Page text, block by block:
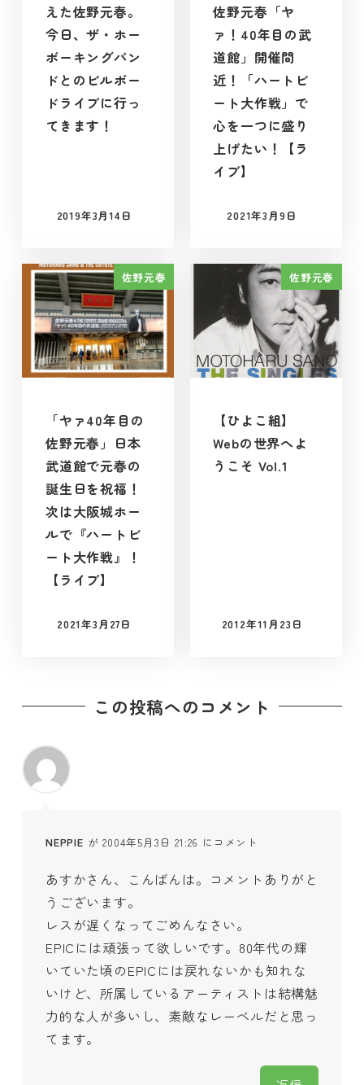
えた佐野元春。
今日、ザ・ホー
ボーキングバン
ドとのビルボー
ドライブに行っ
てきます！
投稿日
2019年3月14日
佐野元春「ヤ
ァ！40年目の武
道館」開催間
近！「ハートビ
ート大作戦」で
心を一つに盛り
上げたい！【ラ
イブ】
投稿日
2021年3月9日
佐野元春
「ヤァ40年目の
佐野元春」日本
武道館で元春の
誕生日を祝福！
次は大阪城ホー
ルで『ハートビ
ート大作戦』！
【ライブ】
投稿日
2021年3月27日
佐野元春
【ひよこ組】
Webの世界へよ
うこそ Vol.1
投稿日
2012年11月23日
この投稿へのコメント
NEPPIE が 2004年5月3日 21:26 にコメント
あすかさん、こんばんは。コメントありがと
うございます。
レスが遅くなってごめんなさい。
EPICには頑張って欲しいです。80年代の輝
いていた頃のEPICには戻れないかも知れな
いけど、所属しているアーティストは結構魅
力的な人が多いし、素敵なレーベルだと思っ
てます。